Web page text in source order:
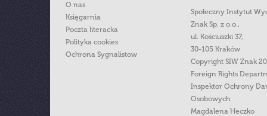
O nas
Księgarnia
Poczta literacka
Polityka cookies
Ochrona Sygnalistow
Społeczny Instytut
Znak Sp. z o.o.,
ul. Kościuszki 37,
30-105 Kraków
Copyright SIW Znak
Foreign Rights
Inspektor Ochrony
Osobowych
Magdalena Heczko